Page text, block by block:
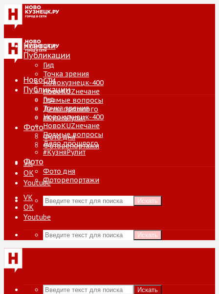
Новости
Публикации
Гид
Точка зрения
Новокузнецк-400
НовоKUZнечане
Прямые вопросы
Дело прошлого
#КузняРулит
Фото
Фото дня
Фоторепортажи
VK
ОК
Youtube
Искать
Новости
Публикации
Гид
Точка зрения
Новокузнецк-400
НовоKUZнечане
Прямые вопросы
Дело прошлого
#КузняРулит
Фото
Фото дня
Фоторепортажи
VK
ОК
Youtube
Искать
Искать